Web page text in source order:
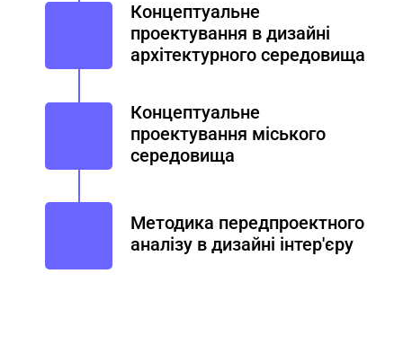
Концептуальне
проектування в дизайні
архітектурного середовища
Концептуальне
проектування міського
середовища
Методика передпроектного
аналізу в дизайні інтер'єру